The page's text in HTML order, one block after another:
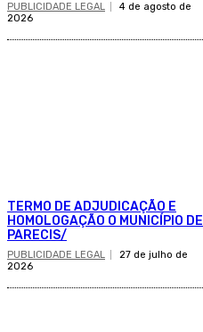
PUBLICIDADE LEGAL
4 de agosto de
2026
TERMO DE ADJUDICAÇÃO E
HOMOLOGAÇÃO O MUNICÍPIO DE
PARECIS/
PUBLICIDADE LEGAL
27 de julho de
2026